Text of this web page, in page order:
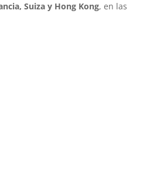
Suiza y Hong Kong, en las